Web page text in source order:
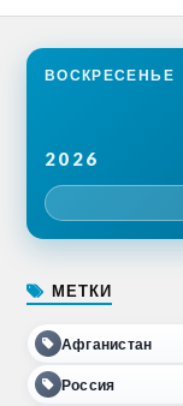
ВОСКРЕСЕНЬЕ
2026
МЕТКИ
Афганистан
Россия